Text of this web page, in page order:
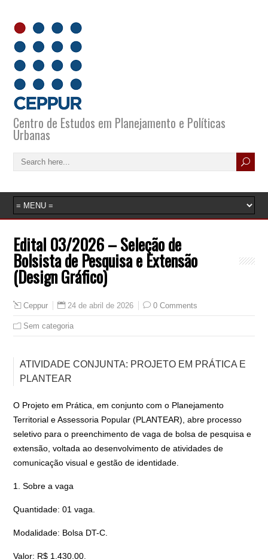
Centro de Estudos em Planejamento e Políticas
Urbanas
Edital 03/2026 – Seleção de
Bolsista de Pesquisa e Extensão
(Design Gráfico)
Ceppur 24 de abril de 2026 0 Comments
Sem categoria
ATIVIDADE CONJUNTA: PROJETO EM PRÁTICA E
PLANTEAR
O Projeto em Prática, em conjunto com o Planejamento
Territorial e Assessoria Popular (PLANTEAR), abre processo
seletivo para o preenchimento de vaga de bolsa de pesquisa e
extensão, voltada ao desenvolvimento de atividades de
comunicação visual e gestão de identidade.
1. Sobre a vaga
Quantidade: 01 vaga.
Modalidade: Bolsa DT-C.
Valor: R$ 1.430,00.